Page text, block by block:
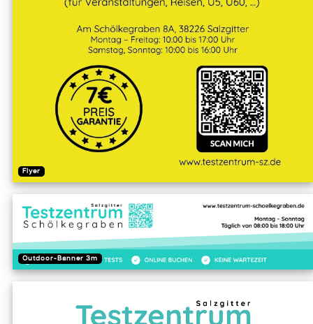
Flyer
Outdoor-Banner 3m